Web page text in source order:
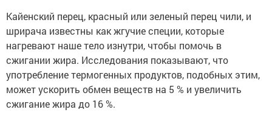
Кайенский перец, красный или зеленый перец чили, и
шрирача известны как жгучие специи, которые
нагревают наше тело изнутри, чтобы помочь в
сжигании жира. Исследования показывают, что
употребление термогенных продуктов, подобных этим,
может ускорить обмен веществ на 5 % и увеличить
сжигание жира до 16 %.